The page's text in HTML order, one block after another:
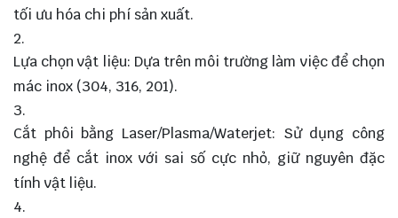
tối ưu hóa chi phí sản xuất.
Lựa chọn vật liệu: Dựa trên môi trường làm việc để chọn
mác inox (304, 316, 201).
Cắt phôi bằng Laser/Plasma/Waterjet: Sử dụng công
nghệ để cắt inox với sai số cực nhỏ, giữ nguyên đặc
tính vật liệu.